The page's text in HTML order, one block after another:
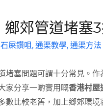
郊管道堵塞
石屎鑽咀 , 通渠教學, 通渠方法
堵塞問題可謂十分常見。
家分享一啲實用嘅香港村屋
數比較老舊，加上鄉郊環